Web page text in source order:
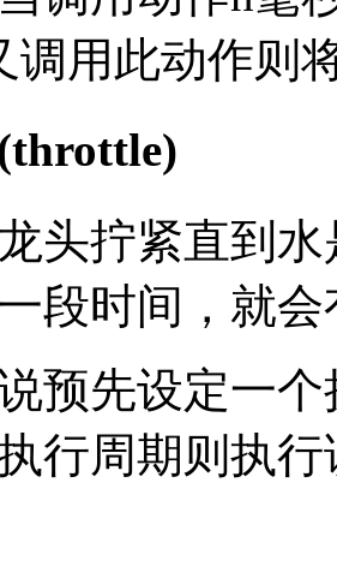
调用此动作则
头拧紧直到
段时间，就
预先设定一
行周期则执